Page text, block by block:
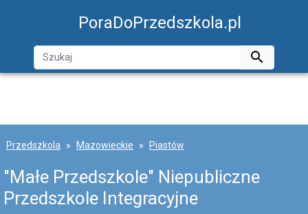
PoraDoPrzedszkola.pl

Przedszkola Mazowieckie Piastów
"Małe Przedszkole" Niepubliczne
Przedszkole Integracyjne